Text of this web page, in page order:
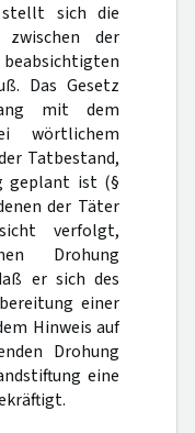
stellt sich die
zwischen der
Das Gesetz
mit dem
wörtlichem
Tatbestand,
geplant ist (§
der Täter
verfolgt,
Drohung
er sich des
einer
Hinweis auf
Drohung
eine